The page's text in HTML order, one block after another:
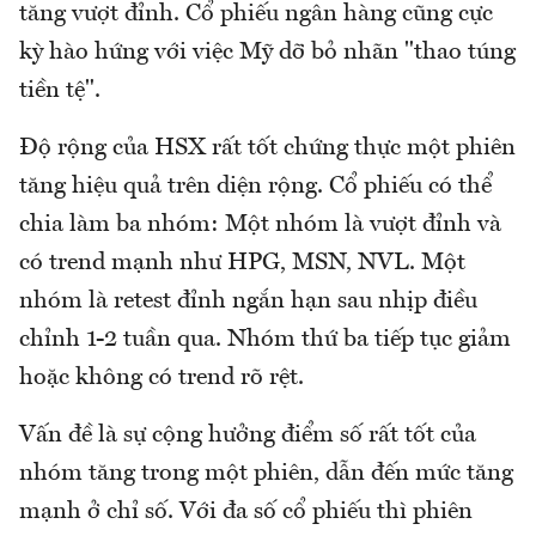
tăng vượt đỉnh. Cổ phiếu ngân hàng cũng cực
kỳ hào hứng với việc Mỹ dỡ bỏ nhãn "thao túng
tiền tệ".
Độ rộng của HSX rất tốt chứng thực một phiên
tăng hiệu quả trên diện rộng. Cổ phiếu có thể
chia làm ba nhóm: Một nhóm là vượt đỉnh và
có trend mạnh như HPG, MSN, NVL. Một
nhóm là retest đỉnh ngắn hạn sau nhịp điều
chỉnh 1-2 tuần qua. Nhóm thứ ba tiếp tục giảm
hoặc không có trend rõ rệt.
Vấn đề là sự cộng hưởng điểm số rất tốt của
nhóm tăng trong một phiên, dẫn đến mức tăng
mạnh ở chỉ số. Với đa số cổ phiếu thì phiên